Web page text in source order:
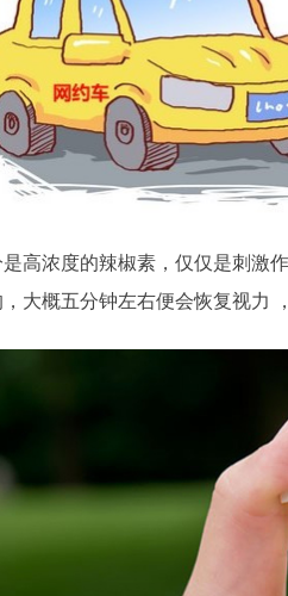
高浓度的辣椒素，仅仅是刺激
大概五分钟左右便会恢复视力